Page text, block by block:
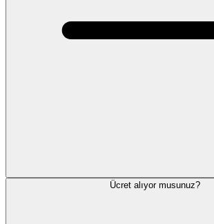
Ücret alıyor musunuz?